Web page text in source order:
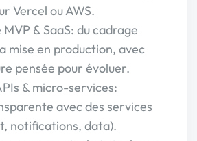
Vercel ou AWS.
& SaaS: du cadrage
mise en production, avec
pensée pour évoluer.
& micro-services:
avec des services
notifications, data).